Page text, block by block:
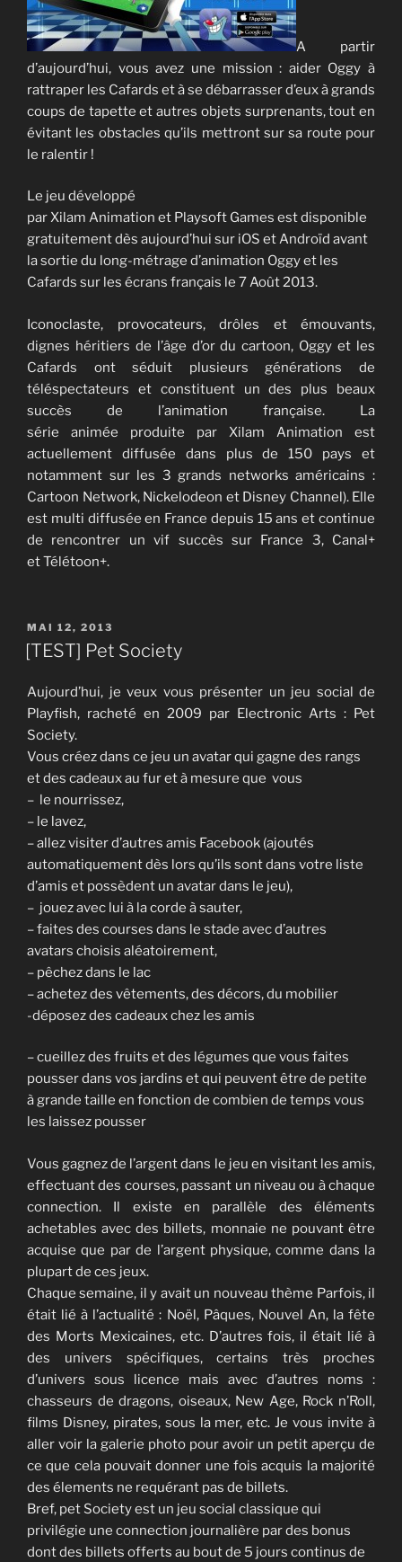
A partir
d’aujourd’hui, vous avez une mission : aider Oggy à
rattraper les Cafards et à se débarrasser d’eux à grands
coups de tapette et autres objets surprenants, tout en
évitant les obstacles qu’ils mettront sur sa route pour
le ralentir !
Le jeu développé
par Xilam Animation et Playsoft Games est disponible
gratuitement dès aujourd’hui sur iOS et Androïd avant
la sortie du long-métrage d’animation Oggy et les
Cafards sur les écrans français le 7 Août 2013.
Iconoclaste, provocateurs, drôles et émouvants,
dignes héritiers de l’âge d’or du cartoon, Oggy et les
Cafards ont séduit plusieurs générations de
téléspectateurs et constituent un des plus beaux
succès de l’animation française. La
série animée produite par Xilam Animation est
actuellement diffusée dans plus de 150 pays et
notamment sur les 3 grands networks américains :
Cartoon Network, Nickelodeon et Disney Channel). Elle
est multi diffusée en France depuis 15 ans et continue
de rencontrer un vif succès sur France 3, Canal+
et Télétoon+.
PUBLIÉ
LE
MAI 12, 2013
[TEST] Pet Society
Aujourd’hui, je veux vous présenter un jeu social de
Playfish, racheté en 2009 par Electronic Arts : Pet
Society.
Vous créez dans ce jeu un avatar qui gagne des rangs
et des cadeaux au fur et à mesure que vous
– le nourrissez,
– le lavez,
– allez visiter d’autres amis Facebook (ajoutés
automatiquement dès lors qu’ils sont dans votre liste
d’amis et possèdent un avatar dans le jeu),
– jouez avec lui à la corde à sauter,
– faites des courses dans le stade avec d’autres
avatars choisis aléatoirement,
– pêchez dans le lac
– achetez des vêtements, des décors, du mobilier
-déposez des cadeaux chez les amis
– cueillez des fruits et des légumes que vous faites
pousser dans vos jardins et qui peuvent être de petite
à grande taille en fonction de combien de temps vous
les laissez pousser
Vous gagnez de l’argent dans le jeu en visitant les amis,
effectuant des courses, passant un niveau ou à chaque
connection. Il existe en parallèle des éléments
achetables avec des billets, monnaie ne pouvant être
acquise que par de l’argent physique, comme dans la
plupart de ces jeux.
Chaque semaine, il y avait un nouveau thème Parfois, il
était lié à l’actualité : Noël, Pâques, Nouvel An, la fête
des Morts Mexicaines, etc. D’autres fois, il était lié à
des univers spécifiques, certains très proches
d’univers sous licence mais avec d’autres noms :
chasseurs de dragons, oiseaux, New Age, Rock n’Roll,
films Disney, pirates, sous la mer, etc. Je vous invite à
aller voir la galerie photo pour avoir un petit aperçu de
ce que cela pouvait donner une fois acquis la majorité
des élements ne requérant pas de billets.
Bref, pet Society est un jeu social classique qui
privilégie une connection journalière par des bonus
dont des billets offerts au bout de 5 jours continus de